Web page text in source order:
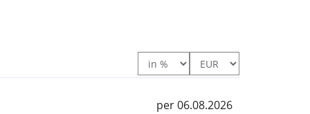
per 06.08.2026